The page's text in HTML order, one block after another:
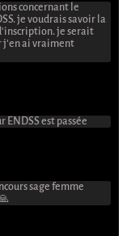
concernant le
je voudrais savoir la
je serait
j’en ai vraiment
ENDSS est passée
sage femme